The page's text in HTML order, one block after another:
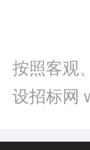
按照客观
设招标网